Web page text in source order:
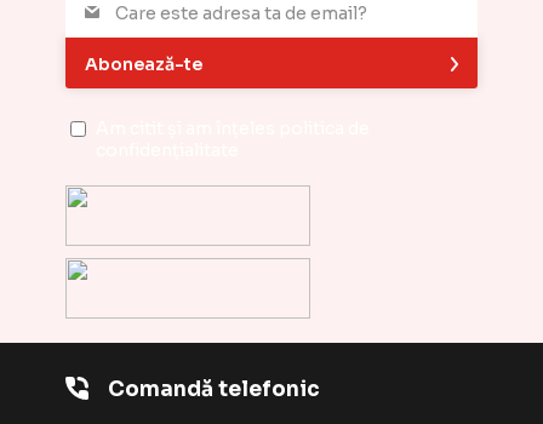
Comandă telefonic
Abonează-te